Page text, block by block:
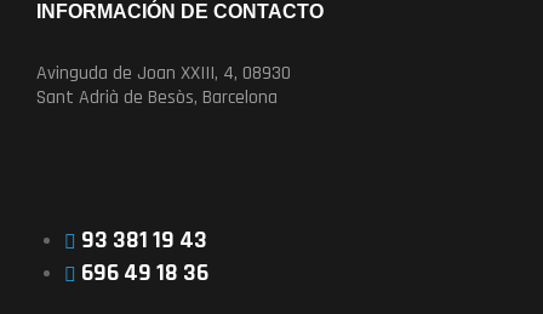
INFORMACIÓN DE CONTACTO
Avinguda de Joan XXIII, 4, 08930
Sant Adrià de Besòs, Barcelona
93 381 19 43
696 49 18 36